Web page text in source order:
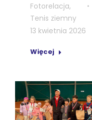
Fotorelacja,
Tenis ziemny
13 kwietnia 2026
Więcej